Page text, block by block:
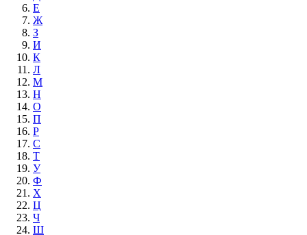
Е
Ж
З
И
К
Л
М
Н
О
П
Р
С
Т
У
Ф
Х
Ц
Ч
Ш